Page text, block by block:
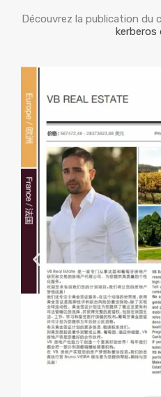
Découvrez la publication du
kerberos